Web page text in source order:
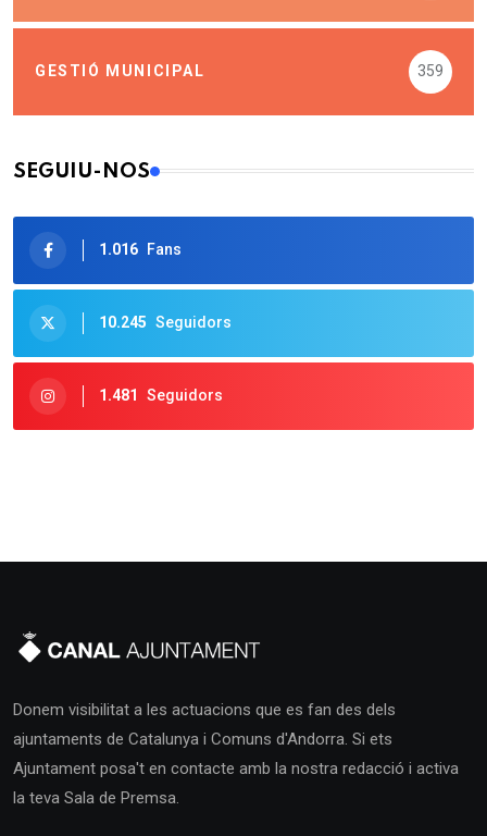
GESTIÓ MUNICIPAL 359
SEGUIU-NOS
1.016 Fans
10.245 Seguidors
1.481 Seguidors
Donem visibilitat a les actuacions que es fan des dels
ajuntaments de Catalunya i Comuns d'Andorra. Si ets
Ajuntament posa't en contacte amb la nostra redacció i activa
la teva Sala de Premsa.